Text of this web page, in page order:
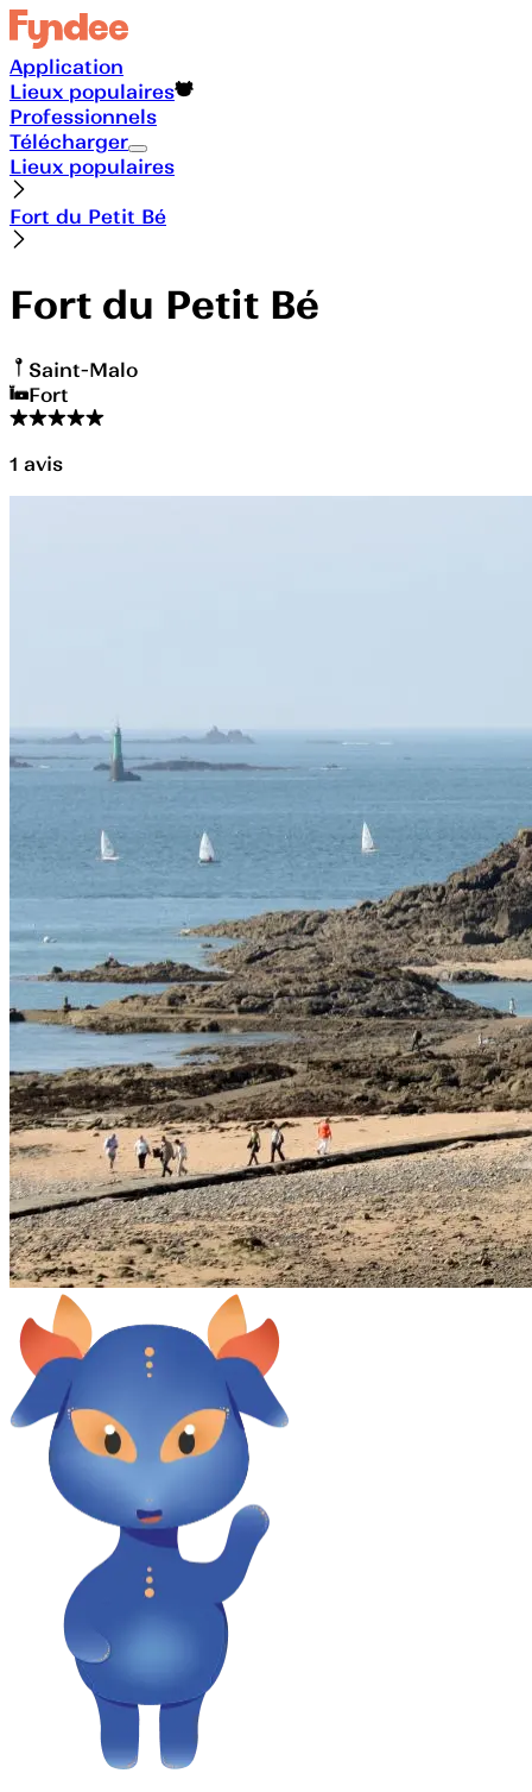
Application
Lieux populaires
Professionnels
Télécharger
Lieux populaires
Fort du Petit Bé
Fort du Petit Bé
Saint-Malo
Fort
1 avis